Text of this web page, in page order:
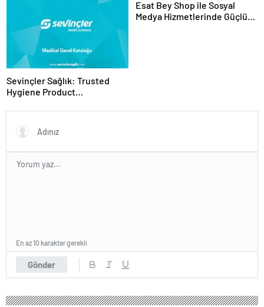
Sevinçler Sağlık: Trusted
Hygiene Product
Esat Bey Shop ile Sosyal
Medya Hizmetlerinde Güçlü
Gönder
En az 10 karakter gerekli